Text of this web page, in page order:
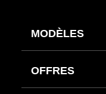
MODÈLES
OFFRES